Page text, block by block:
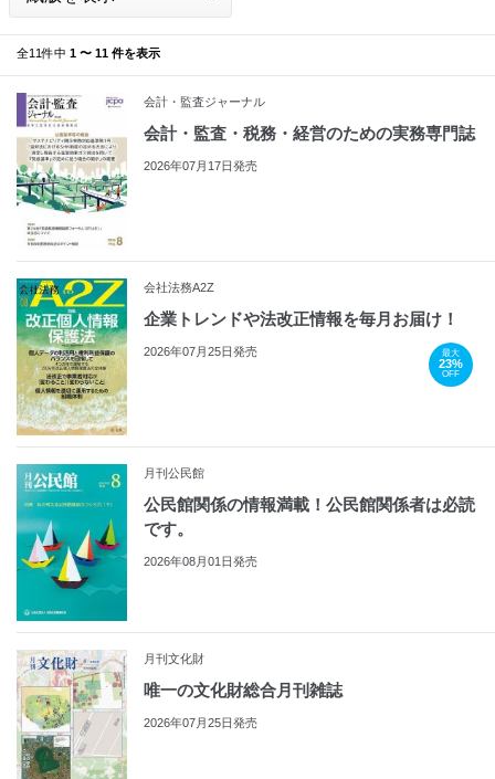
全11件中 1 〜 11 件を表示
会計・監査ジャーナル
会計・監査・税務・経営のための実務専門誌
2026年07月17日発売
会社法務A2Z
企業トレンドや法改正情報を毎月お届け！
2026年07月25日発売 最大
23%
OFF
月刊公民館
公民館関係の情報満載！公民館関係者は必読
です。
2026年08月01日発売
月刊文化財
唯一の文化財総合月刊雑誌
2026年07月25日発売